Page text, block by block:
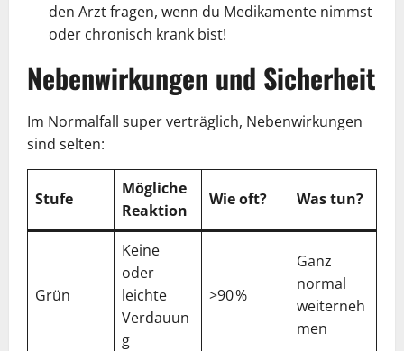
den Arzt fragen, wenn du Medikamente nimmst
oder chronisch krank bist!
Nebenwirkungen und Sicherheit
Im Normalfall super verträglich, Nebenwirkungen
sind selten:
Stufe
Mögliche
Reaktion
Wie oft? Was tun?
Grün
Keine
oder
leichte
Verdauun
g
>90 %
Ganz
normal
weiterneh
men